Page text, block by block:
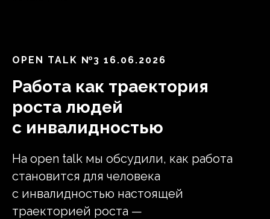
ОPEN TALK №3 16.06.2026
Работа как траектория
роста людей
с инвалидностью
На open talk мы обсудили, как работа
становится для человека
с инвалидностью настоящей
траекторией роста —